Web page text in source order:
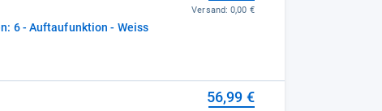
6 - Auftaufunktion - Weiss
Versand:0,00 €
56,99 €